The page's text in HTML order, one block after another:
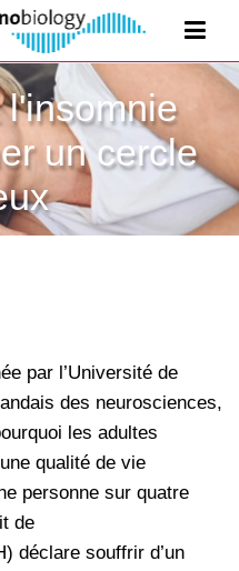
un cercle
par l’Université de
des neurosciences,
les adultes
qualité de vie
personne sur quatre
de
déclare souffrir d’un